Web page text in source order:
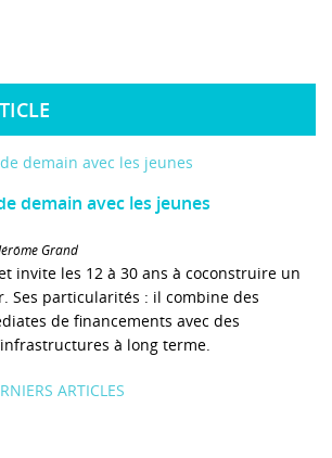
demain avec les jeunes
Grand
invite les 12 à 30 ans à coconstruire un
Ses particularités : il combine des
de financements avec des
à long terme.
ARTICLES